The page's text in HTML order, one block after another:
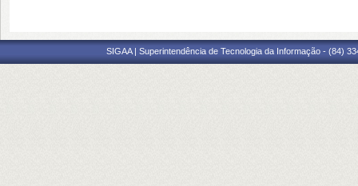
SIGAA | Superintendência de Tecnologia da Informação - (84)